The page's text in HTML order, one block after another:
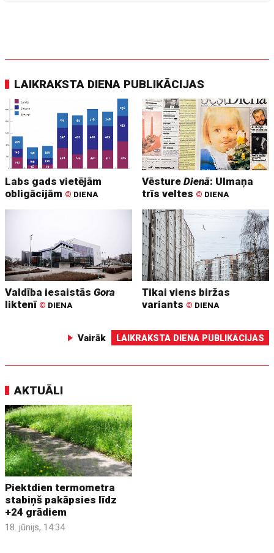
LAIKRAKSTA DIENA PUBLIKĀCIJAS
Labs gads vietējām
obligācijām © DIENA
VēstureDienā: Ulmaņa
trīs veltes © DIENA
Valdība iesaistāsGora
liktenī © DIENA
Tikai viens biržas
variants © DIENA
Vairāk LAIKRAKSTA DIENA PUBLIKĀCIJAS
AKTUĀLI
Piektdien termometra
stabiņš pakāpsies līdz
+24 grādiem
18. jūnijs, 14:34